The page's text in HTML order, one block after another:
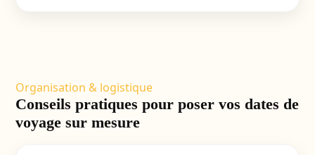
Organisation & logistique
Conseils pratiques pour poser vos dates de
voyage sur mesure